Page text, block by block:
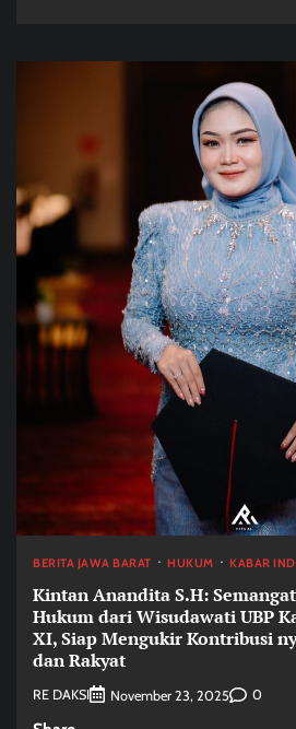
BERITA JAWA BARAT HUKUM KABAR
Kintan Anandita S.H:
Hukum dari Wisudawati UBP
XI, Siap Mengukir Kontribusi
dan Rakyat
RE DAKSI November 23, 2025 0